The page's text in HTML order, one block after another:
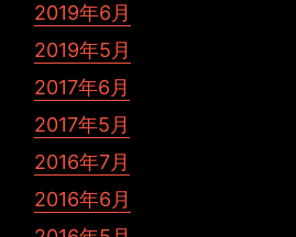
2019年6月
2019年5月
2017年6月
2017年5月
2016年7月
2016年6月